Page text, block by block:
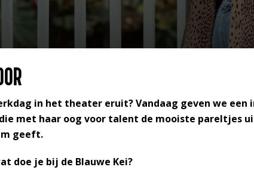
in het theater eruit? Vandaag geven we
die met haar oog voor talent de mooiste pareltjes
geeft.
doe je bij de Blauwe Kei?